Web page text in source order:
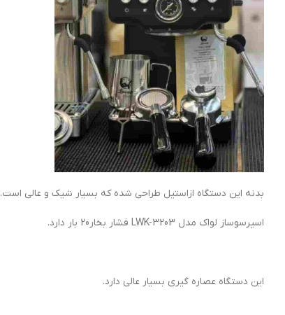
بدنه این دستگاه ازاستیل طراحی شده که بسیار شیک و عالی است.
اسپرسوساز لواک مدل LWK-3203 فشار بخار20 بار دارد.
این دستگاه عصاره گیری بسیار عالی دارد.